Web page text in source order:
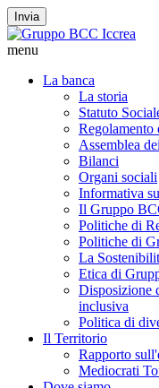
Invia
menu
La banca
La storia
Statuto
Regolamento
Assemblea
Bilanci
Organi sociali
Informativa
Il Gruppo
Politiche di
Politiche di
La
Etica di
Disposizione
inclusiva
Politica di
Il Territorio
Rapporto
Mediocrati